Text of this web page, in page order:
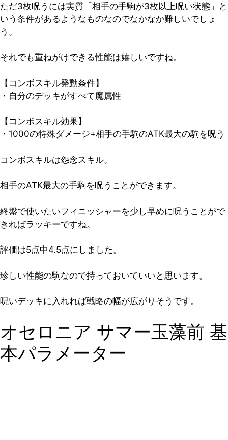
ただ3枚呪うには実質「相手の手駒が3枚以上呪い状態」と
いう条件があるようなものなのでなかなか難しいでしょ
う。
それでも重ねがけできる性能は嬉しいですね。
【コンボスキル発動条件】
・自分のデッキがすべて魔属性
【コンボスキル効果】
・1000の特殊ダメージ+相手の手駒のATK最大の駒を呪う
コンボスキルは怨念スキル。
相手のATK最大の手駒を呪うことができます。
終盤で使いたいフィニッシャーを少し早めに呪うことがで
きればラッキーですね。
評価は5点中4.5点にしました。
珍しい性能の駒なので持っておいていいと思います。
呪いデッキに入れれば戦略の幅が広がりそうです。
オセロニア サマー玉藻前 基
本パラメーター